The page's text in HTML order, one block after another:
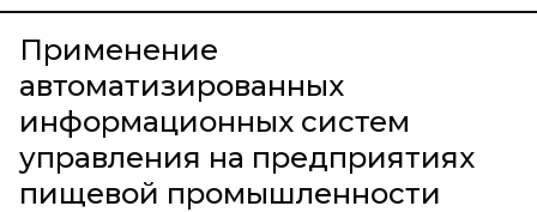
Применение
автоматизированных
информационных систем
управления на предприятиях
пищевой промышленности